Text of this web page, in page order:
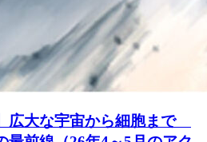
広大な宇宙から細胞まで